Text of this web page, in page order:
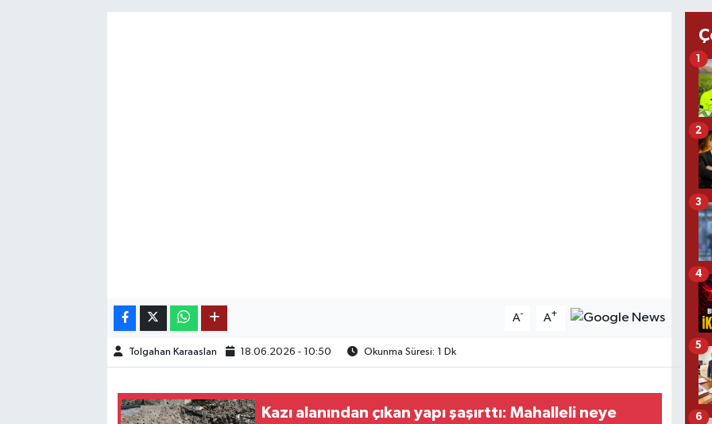
A- A+
Tolgahan Karaaslan 18.06.2026 - 10:50 Okunma Süresi: 1 Dk
Kazı alanından çıkan yapı şaşırttı: Mahalleli neye
1
2
3
4
5
6
OTOMOTİV